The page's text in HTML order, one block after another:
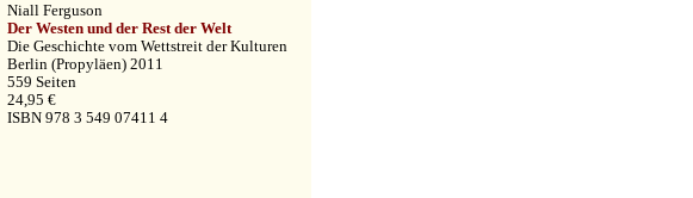
Niall Ferguson
Der Westen und der Rest der Welt
Die Geschichte vom Wettstreit der Kulturen
Berlin (Propyläen) 2011
559 Seiten
24,95 €
ISBN 978 3 549 07411 4